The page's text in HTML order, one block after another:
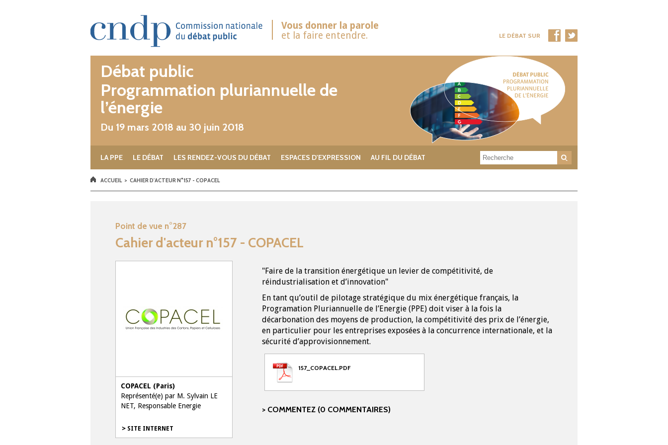
Vous donner la parole
et la faire entendre.
Débat public
Programmation pluriannuelle de
l’énergie
Du 19 mars 2018 au 30 juin 2018
LA PPE LE DÉBAT LES RENDEZ-VOUS DU DÉBAT ESPACES D'EXPRESSION AU FIL DU DÉBAT Rechercher
LE DÉBAT SUR
VOUS ÊTES ICI
ACCUEIL > CAHIER D'ACTEUR N°157 - COPACEL
Point de vue n°287
Cahier d'acteur n°157 - COPACEL
COPACEL (Paris)
Représenté(e) par M. Sylvain LE
NET, Responsable Energie
SITE INTERNET
"Faire de la transition énergétique un levier de compétitivité, de
réindustrialisation et d’innovation"
En tant qu’outil de pilotage stratégique du mix énergétique français, la
Programation Pluriannuelle de l’Energie (PPE) doit viser à la fois la
décarbonation des moyens de production, la compétitivité des prix de l’énergie,
en particulier pour les entreprises exposées à la concurrence internationale, et la
sécurité d’approvisionnement.
157_COPACEL.PDF
COMMENTEZ (0 COMMENTAIRES)